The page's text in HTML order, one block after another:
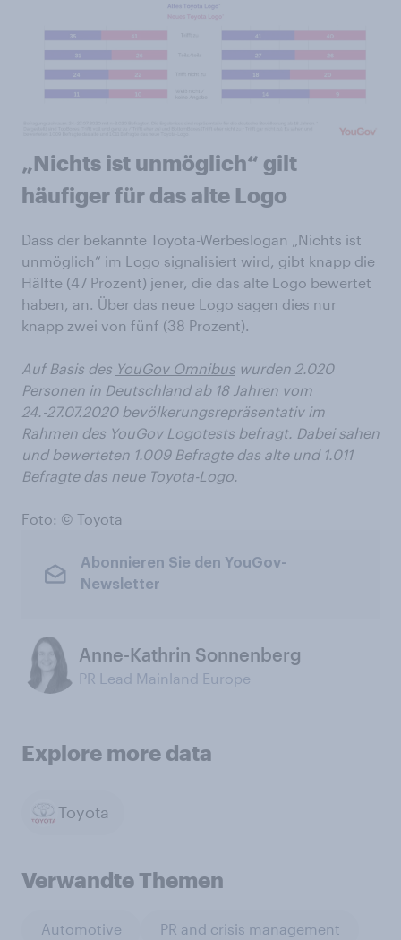
„Nichts ist unmöglich“ gilt
häufiger für das alte Logo
Dass der bekannte Toyota-Werbeslogan „Nichts ist
unmöglich“ im Logo signalisiert wird, gibt knapp die
Hälfte (47 Prozent) jener, die das alte Logo bewertet
haben, an. Über das neue Logo sagen dies nur
knapp zwei von fünf (38 Prozent).
Auf Basis des YouGov Omnibus wurden 2.020
Personen in Deutschland ab 18 Jahren vom
24.-27.07.2020 bevölkerungsrepräsentativ im
Rahmen des YouGov Logotests befragt. Dabei sahen
und bewerteten 1.009 Befragte das alte und 1.011
Befragte das neue Toyota-Logo.
Foto: © Toyota
Abonnieren Sie den YouGov-
Newsletter
Anne-Kathrin Sonnenberg
PR Lead Mainland Europe
Explore more data
Toyota
Verwandte Themen
Automotive PR and crisis management